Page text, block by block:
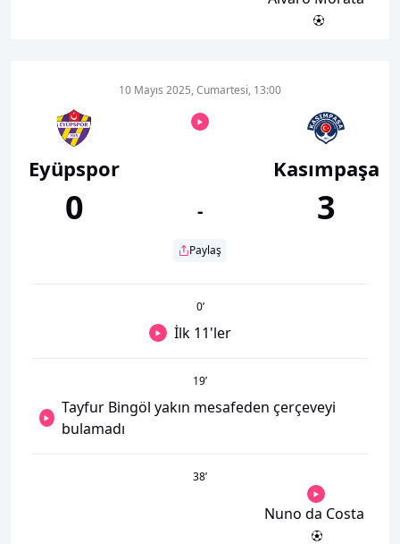
Eyüpspor
0
10 Mayıs 2025, Cumartesi, 13:00
-
Paylaş
Kasımpaşa
3
0’
İlk 11'ler
19’
Tayfur Bingöl yakın mesafeden çerçeveyi
bulamadı
38’
Nuno da Costa